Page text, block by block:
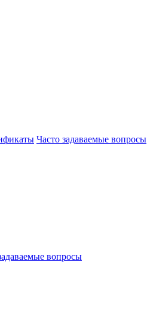
Часто задаваемые вопросы
вопросы